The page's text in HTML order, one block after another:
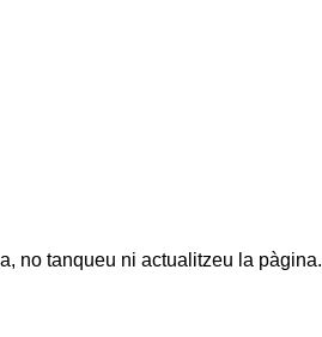
no tanqueu ni actualitzeu la pàgina.